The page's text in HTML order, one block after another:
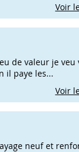
Voir
de valeur je veu
il paye les...
Voir
neuf et